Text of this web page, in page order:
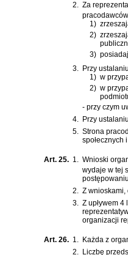
2. Za
pracodawców
1)
2)
3)
3. Przy
1) w
2) w
- przy czym
4. Przy
5. Strona
społecznych
Art. 25. 1. Wnioski
wydaje w tej
2. Z
3. Z upływem
organizacji
Art. 26. 1. Każda z
2. Liczbę